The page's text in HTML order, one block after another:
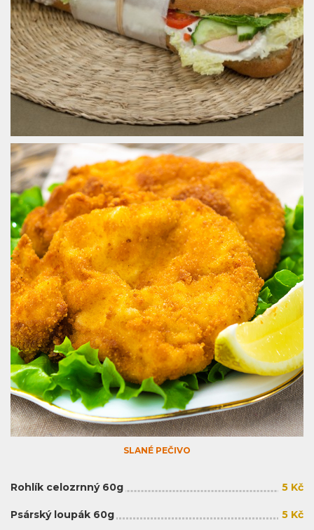
SLANÉ PEČIVO
Rohlík celozrnný 60g 5 Kč
Psárský loupák 60g 5 Kč